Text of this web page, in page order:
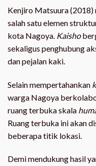
Kenjiro Matsuura (2018)
salah satu elemen
kota Nagoya. Kaisho
sekaligus penghubung
dan pejalan kaki.
Selain mempertahankan
warga Nagoya
ruang terbuka skala
Ruang terbuka ini akan
beberapa titik lokasi.
Demi mendukung hasil